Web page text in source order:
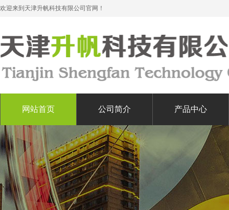
欢迎来到天津升帆科技有限公司官网！
网站首页 公司简介 产品中心